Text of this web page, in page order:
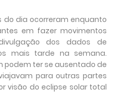
do dia ocorreram enquanto
em fazer movimentos
dos dados de
mais tarde na semana.
podem ter se ausentado de
para outras partes
visão do eclipse solar total